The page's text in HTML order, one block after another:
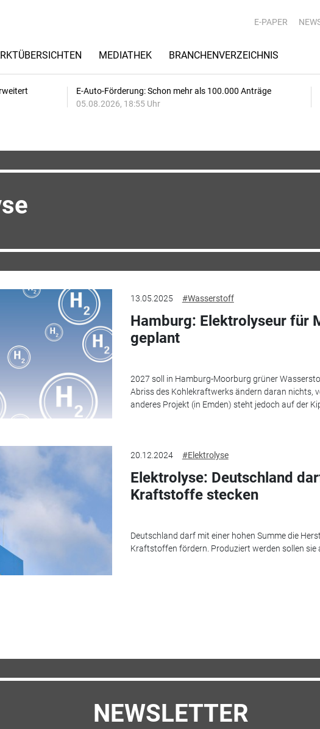
E-PAPER
MEDIATHEK BRANCHENVERZEICHNIS
E-Auto-Förderung: Schon mehr als 100.000 Anträge
05.08.2026, 18:55 Uhr
13.05.2025 #Wasserstoff
Hamburg: Elektrolyseur für
geplant
2027 soll in Hamburg-Moorburg grüner
Abriss des Kohlekraftwerks ändern daran nichts,
anderes Projekt (in Emden) steht jedoch auf der
20.12.2024 #Elektrolyse
Elektrolyse: Deutschland
Kraftstoffe stecken
Deutschland darf mit einer hohen Summe die
Kraftstoffen fördern. Produziert werden sollen sie
NEWSLETTER